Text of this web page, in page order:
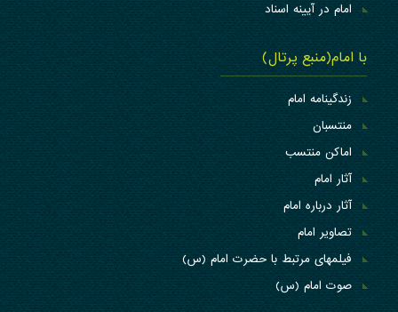
امام در آیینه اسناد
با امام(منبع پرتال)
زندگینامه امام
منتسبان
اماکن منتسب
آثار امام
آثار درباره امام
تصاویر امام
فیلمهای مرتبط با حضرت امام (س)
صوت امام (س)